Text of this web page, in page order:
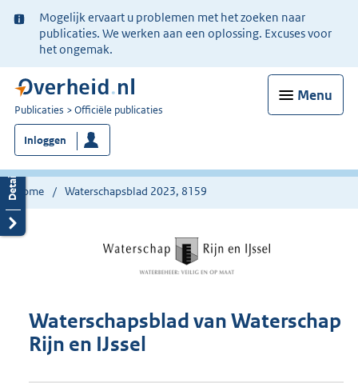
Ter
informatie:
Mogelijk ervaart u problemen met het zoeken naar
publicaties. We werken aan een oplossing. Excuses voor
het ongemak.
Menu
U
bent
nu
hier:
Publicaties Officiële publicaties
Inloggen
Home Waterschapsblad 2023, 8159
Waterschapsblad van Waterschap
Rijn en IJssel